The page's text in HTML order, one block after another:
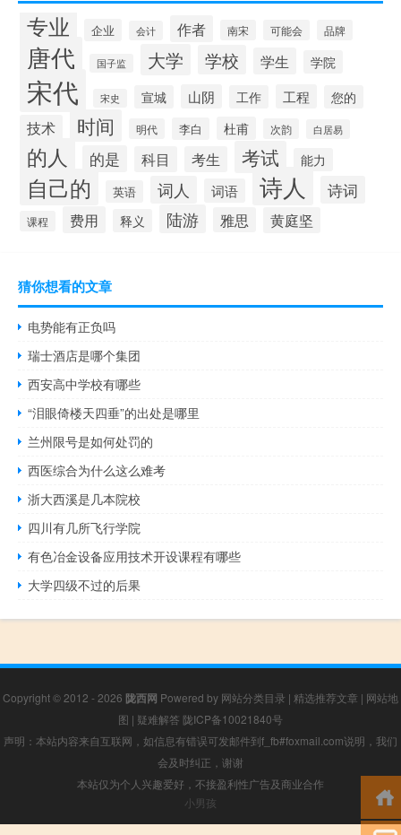
专业 企业 会计 作者 南宋 可能会 品牌
唐代 国子监 大学 学校 学生 学院
宋代 宋史 宣城 山阴 工作 工程 您的
技术 时间 明代 李白 杜甫 次韵 白居易
的人 的是 科目 考生 考试 能力
自己的 英语 词人 词语 诗人 诗词
课程 费用 释义 陆游 雅思 黄庭坚
猜你想看的文章
电势能有正负吗
瑞士酒店是哪个集团
西安高中学校有哪些
“泪眼倚楼天四垂”的出处是哪里
兰州限号是如何处罚的
西医综合为什么这么难考
浙大西溪是几本院校
四川有几所飞行学院
有色冶金设备应用技术开设课程有哪些
大学四级不过的后果
Copyright © 2012 - 2026 陇西网 Powered by 网站分类目录 | 精选推荐文章 | 网站地
图 | 疑难解答 陇ICP备10021840号
声明：本站内容来自互联网，如信息有错误可发邮件到f_fb#foxmail.com说明，我们
会及时纠正，谢谢
本站仅为个人兴趣爱好，不接盈利性广告及商业合作
小男孩